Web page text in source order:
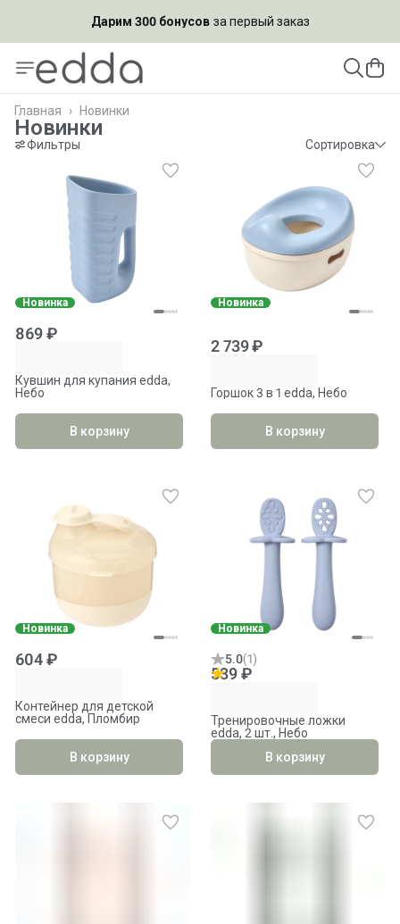
Новинки
Главная ›
Новинки
Фильтры Сортировка
Новинка
869 ₽
Кувшин для купания edda,
Небо
В корзину
Новинка
2 739 ₽
Горшок 3 в 1 edda, Небо
В корзину
Новинка
604 ₽
Контейнер для детской
смеси edda, Пломбир
В корзину
Новинка
5.0(1)
539 ₽
Тренировочные ложки
edda, 2 шт., Небо
В корзину